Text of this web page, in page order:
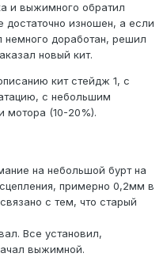
и выжимного обратил
достаточно изношен, а если
немного доработан, решил
новый кит.
кит стейдж 1, с
с небольшим
мотора (10-20%).
на небольшой бурт на
примерно 0,2мм в
с тем, что старый
Все установил,
выжимной.